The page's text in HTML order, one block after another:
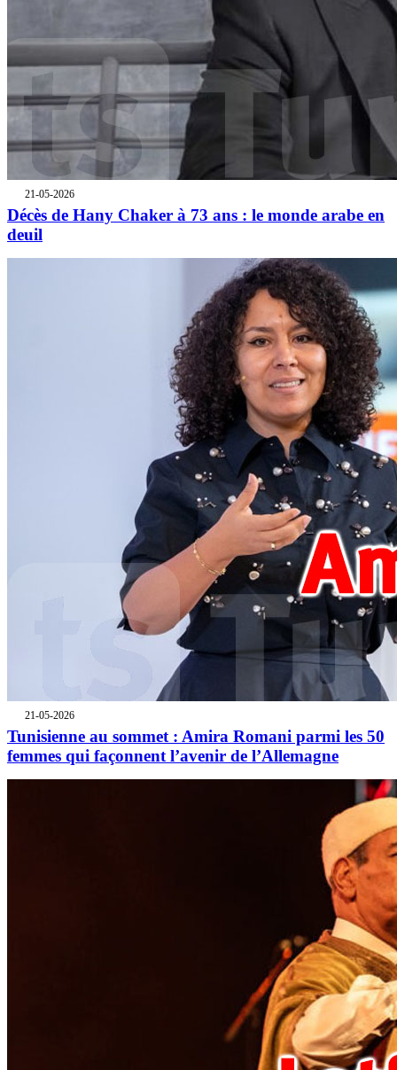
21-05-2026
Décès de Hany Chaker à 73 ans : le monde arabe en
deuil
21-05-2026
Tunisienne au sommet : Amira Romani parmi les 50
femmes qui façonnent l’avenir de l’Allemagne